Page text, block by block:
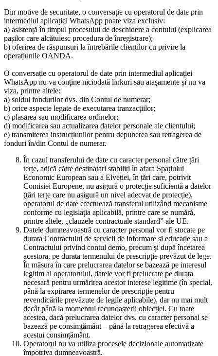
Din motive de securitate, o conversație cu operatorul de date prin
intermediul aplicației WhatsApp poate viza exclusiv:
a) asistență în timpul procesului de deschidere a contului (explicarea
pașilor care alcătuiesc procedura de înregistrare);
b) oferirea de răspunsuri la întrebările clienților cu privire la
operațiunile OANDA.
O conversație cu operatorul de date prin intermediul aplicației
WhatsApp nu va conține niciodată linkuri sau atașamente și nu va
viza, printre altele:
a) soldul fondurilor dvs. din Contul de numerar;
b) orice aspecte legate de executarea tranzacțiilor;
c) plasarea sau modificarea ordinelor;
d) modificarea sau actualizarea datelor personale ale clientului;
e) transmiterea instrucțiunilor pentru depunerea sau retragerea de
fonduri în/din Contul de numerar.
În cazul transferului de date cu caracter personal către țări
terțe, adică către destinatari stabiliți în afara Spațiului
Economic European sau a Elveției, în țări care, potrivit
Comisiei Europene, nu asigură o protecție suficientă a datelor
(țări terțe care nu asigură un nivel adecvat de protecție),
operatorul de date efectuează transferul utilizând mecanisme
conforme cu legislația aplicabilă, printre care se numără,
printre altele, „clauzele contractuale standard” ale UE.
Datele dumneavoastră cu caracter personal vor fi stocate pe
durata Contractului de servicii de informare și educație sau a
Contractului privind contul demo, precum și după încetarea
acestora, pe durata termenului de prescripție prevăzut de lege.
În măsura în care prelucrarea datelor se bazează pe interesul
legitim al operatorului, datele vor fi prelucrate pe durata
necesară pentru urmărirea acestor interese legitime (în special,
până la expirarea termenelor de prescripție pentru
revendicările prevăzute de legile aplicabile), dar nu mai mult
decât până la momentul recunoașterii obiecției. Cu toate
acestea, dacă prelucrarea datelor dvs. cu caracter personal se
bazează pe consimțământ – până la retragerea efectivă a
acestui consimțământ.
Operatorul nu va utiliza procesele decizionale automatizate
împotriva dumneavoastră.